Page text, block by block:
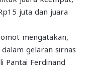
juta dan juara
mengatakan,
gelaran sirnas
Pantai Ferdinand